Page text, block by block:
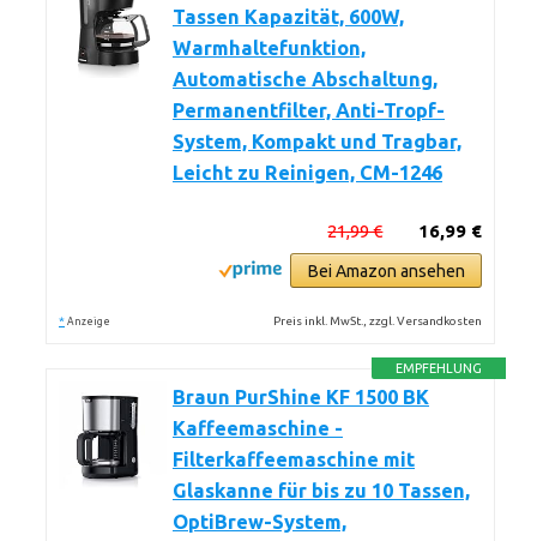
Tassen Kapazität, 600W,
Warmhaltefunktion,
Automatische Abschaltung,
Permanentfilter, Anti-Tropf-
System, Kompakt und Tragbar,
Leicht zu Reinigen, CM-1246
16,99 €
21,99 €
Bei Amazon ansehen
* Anzeige Preis inkl. MwSt., zzgl. Versandkosten
EMPFEHLUNG
Braun PurShine KF 1500 BK
Kaffeemaschine -
Filterkaffeemaschine mit
Glaskanne für bis zu 10 Tassen,
OptiBrew-System,